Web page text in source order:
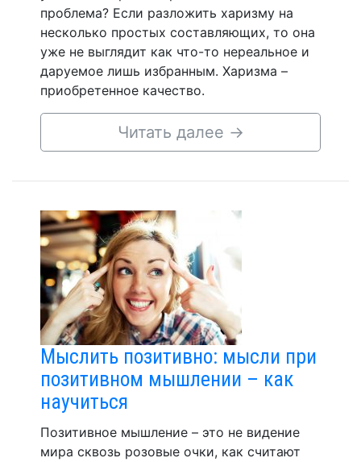
проблема? Если разложить харизму на
несколько простых составляющих, то она
уже не выглядит как что-то нереальное и
даруемое лишь избранным. Харизма –
приобретенное качество.
Читать далее →
Мыслить позитивно: мысли при
позитивном мышлении – как
научиться
Позитивное мышление – это не видение
мира сквозь розовые очки, как считают